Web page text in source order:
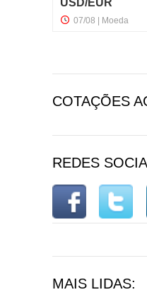
COTAÇÕES
REDES
MAIS LIDAS: